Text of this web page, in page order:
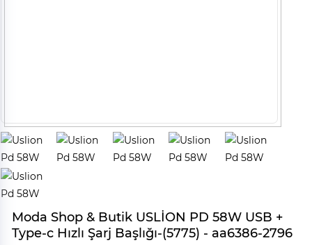
Moda Shop & Butik USLİON PD 58W USB +
Type-c Hızlı Şarj Başlığı-(5775) - aa6386-2796